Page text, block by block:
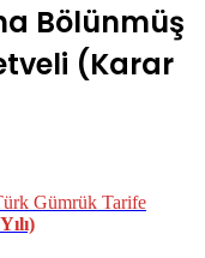
Bölünmüş
(Karar
Gümrük Tarife